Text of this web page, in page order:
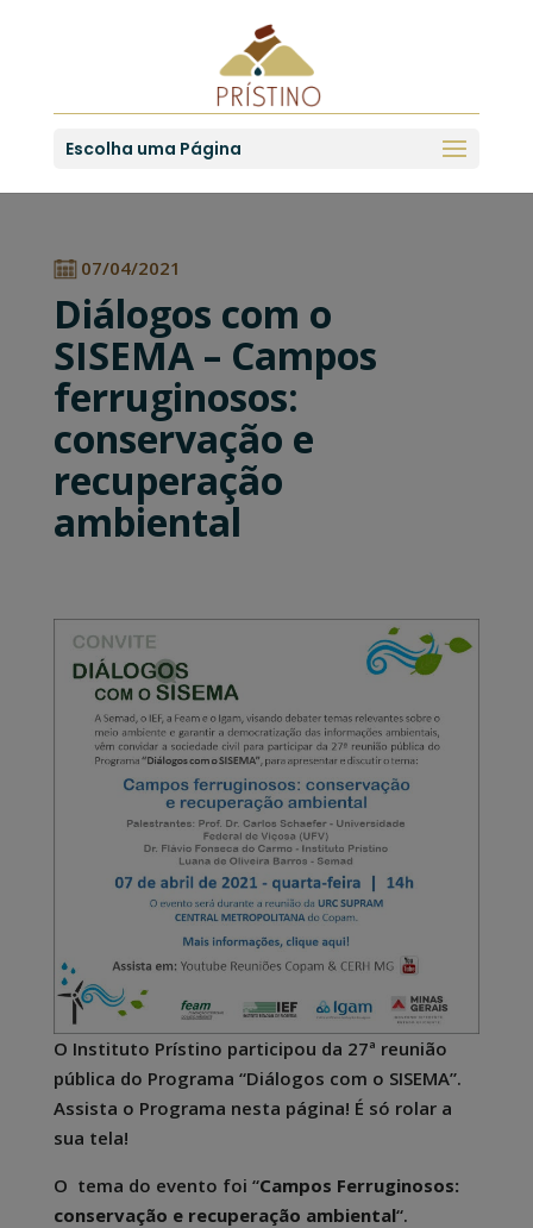
Escolha uma Página
07/04/2021
Diálogos com o
SISEMA – Campos
ferruginosos:
conservação e
recuperação
ambiental
O Instituto Prístino participou da 27ª reunião
pública do Programa “Diálogos com o SISEMA”.
Assista o Programa nesta página! É só rolar a
sua tela!
O tema do evento foi “Campos Ferruginosos:
conservação e recuperação ambiental“.